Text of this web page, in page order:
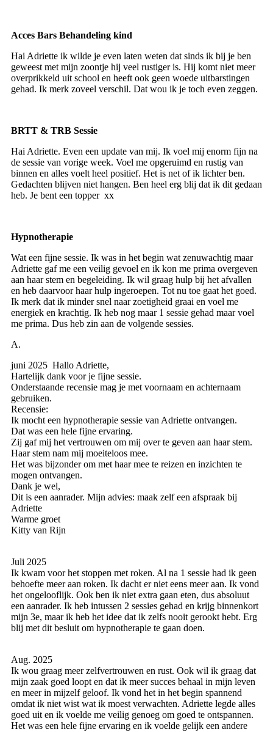
Acces Bars Behandeling kind
Hai Adriette ik wilde je even laten weten dat sinds ik bij je ben
geweest met mijn zoontje hij veel rustiger is. Hij komt niet meer
overprikkeld uit school en heeft ook geen woede uitbarstingen
gehad. Ik merk zoveel verschil. Dat wou ik je toch even zeggen.
BRTT & TRB Sessie
Hai Adriette. Even een update van mij. Ik voel mij enorm fijn na
de sessie van vorige week. Voel me opgeruimd en rustig van
binnen en alles voelt heel positief. Het is net of ik lichter ben.
Gedachten blijven niet hangen. Ben heel erg blij dat ik dit gedaan
heb. Je bent een topper xx
Hypnotherapie
Wat een fijne sessie. Ik was in het begin wat zenuwachtig maar
Adriette gaf me een veilig gevoel en ik kon me prima overgeven
aan haar stem en begeleiding. Ik wil graag hulp bij het afvallen
en heb daarvoor haar hulp ingeroepen. Tot nu toe gaat het goed.
Ik merk dat ik minder snel naar zoetigheid graai en voel me
energiek en krachtig. Ik heb nog maar 1 sessie gehad maar voel
me prima. Dus heb zin aan de volgende sessies.
A.
juni 2025 Hallo Adriette,
Hartelijk dank voor je fijne sessie.
Onderstaande recensie mag je met voornaam en achternaam
gebruiken.
Recensie:
Ik mocht een hypnotherapie sessie van Adriette ontvangen.
Dat was een hele fijne ervaring.
Zij gaf mij het vertrouwen om mij over te geven aan haar stem.
Haar stem nam mij moeiteloos mee.
Het was bijzonder om met haar mee te reizen en inzichten te
mogen ontvangen.
Dank je wel,
Dit is een aanrader. Mijn advies: maak zelf een afspraak bij
Adriette
Warme groet
Kitty van Rijn
Juli 2025
Ik kwam voor het stoppen met roken. Al na 1 sessie had ik geen
behoefte meer aan roken. Ik dacht er niet eens meer aan. Ik vond
het ongelooflijk. Ook ben ik niet extra gaan eten, dus absoluut
een aanrader. Ik heb intussen 2 sessies gehad en krijg binnenkort
mijn 3e, maar ik heb het idee dat ik zelfs nooit gerookt hebt. Erg
blij met dit besluit om hypnotherapie te gaan doen.
Aug. 2025
Ik wou graag meer zelfvertrouwen en rust. Ook wil ik graag dat
mijn zaak goed loopt en dat ik meer succes behaal in mijn leven
en meer in mijzelf geloof. Ik vond het in het begin spannend
omdat ik niet wist wat ik moest verwachten. Adriette legde alles
goed uit en ik voelde me veilig genoeg om goed te ontspannen.
Het was een hele fijne ervaring en ik voelde gelijk een andere